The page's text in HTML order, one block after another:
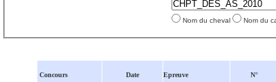
Nom du cheval Nom du
Concours Date Epreuve N°